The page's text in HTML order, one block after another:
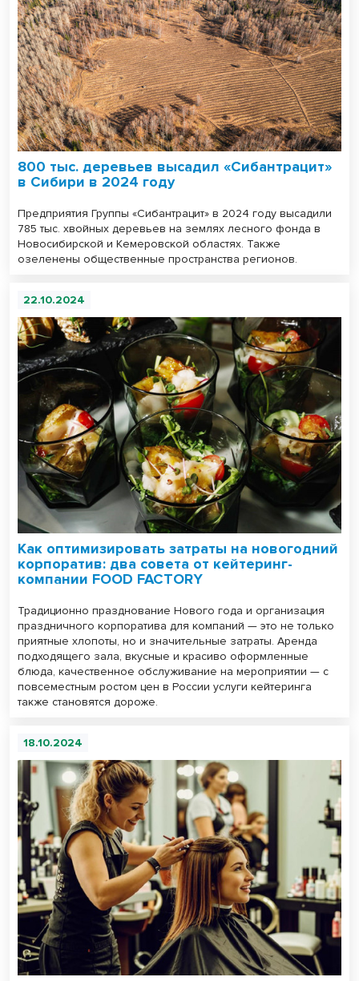
800 тыс. деревьев высадил «Сибантрацит»
в Сибири в 2024 году
Предприятия Группы «Сибантрацит» в 2024 году высадили
785 тыс. хвойных деревьев на землях лесного фонда в
Новосибирской и Кемеровской областях. Также
озеленены общественные пространства регионов.
22.10.2024
Как оптимизировать затраты на новогодний
корпоратив: два совета от кейтеринг-
компании FOOD FACTORY
Традиционно празднование Нового года и организация
праздничного корпоратива для компаний — это не только
приятные хлопоты, но и значительные затраты. Аренда
подходящего зала, вкусные и красиво оформленные
блюда, качественное обслуживание на мероприятии — с
повсеместным ростом цен в России услуги кейтеринга
также становятся дороже.
18.10.2024